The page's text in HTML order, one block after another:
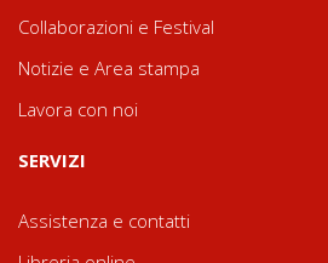
Collaborazioni e Festival
Notizie e Area stampa
Lavora con noi
SERVIZI
Assistenza e contatti